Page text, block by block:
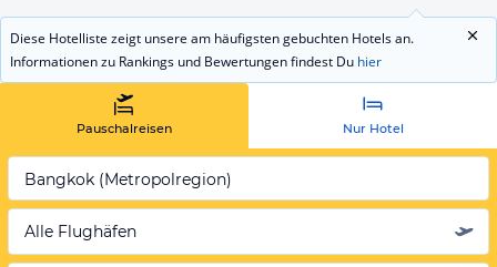
Diese Hotelliste zeigt unsere am häufigsten gebuchten Hotels an.
Informationen zu Rankings und Bewertungen findest Du hier
Pauschalreisen Nur Hotel
Bangkok (Metropolregion)
Alle Flughäfen